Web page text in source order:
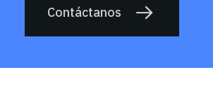
Contáctanos